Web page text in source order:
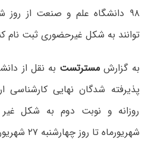
۹۸ دانشگاه علم و صنعت از روز
توانند به شکل غیرحضوری ثبت نام
به گزارش مسترتست به نقل از
شهریورماه تا روز چهارشنبه ۲۷ شهریورماه آغاز می شود.